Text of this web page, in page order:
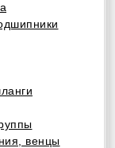
венцы